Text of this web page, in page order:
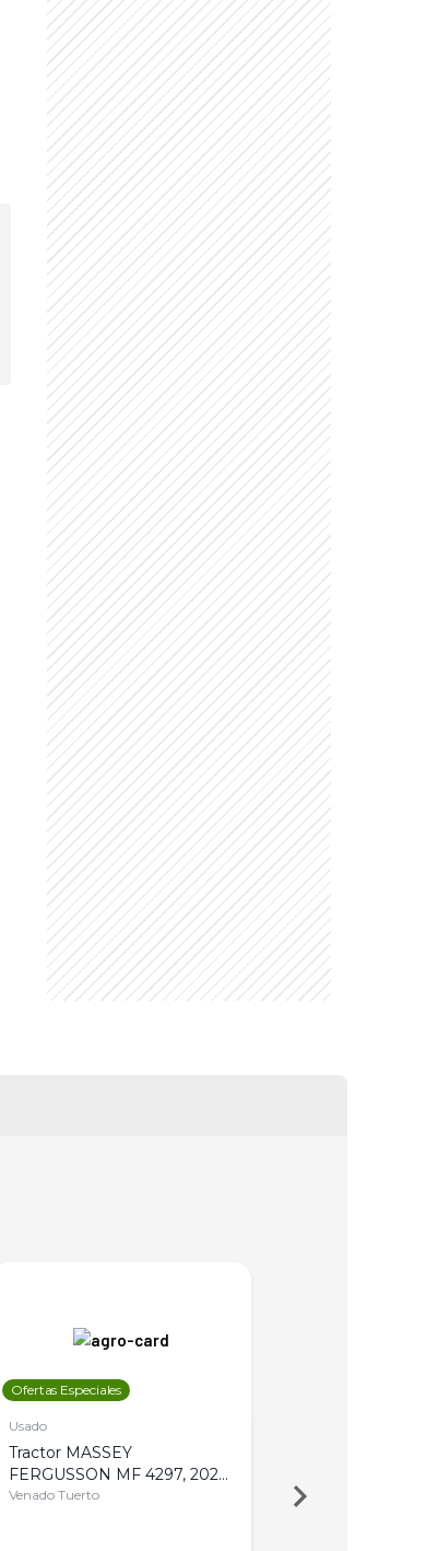
Ofertas Especiales
Usado
Tractor MASSEY
FERGUSSON MF 4297, 2020,
4WD, PATON
Venado Tuerto Venado Tuerto